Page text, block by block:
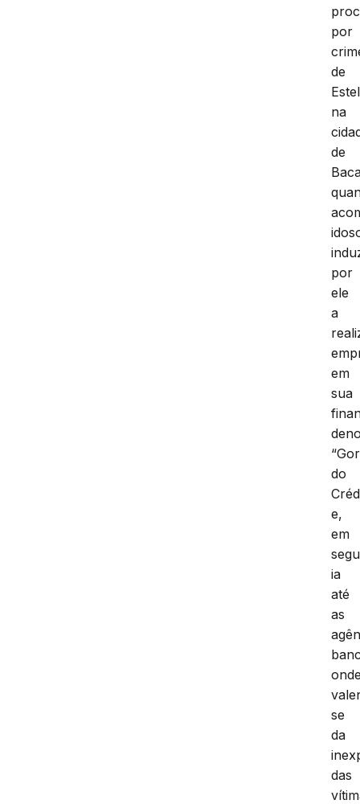
por
de
na
de
por
ele
a
em
sua
do
e,
em
ia
até
as
se
da
das